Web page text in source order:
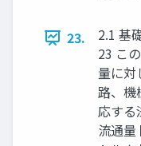
23.
2.1 基
23 こ
量に対
路、機
応する
流通量